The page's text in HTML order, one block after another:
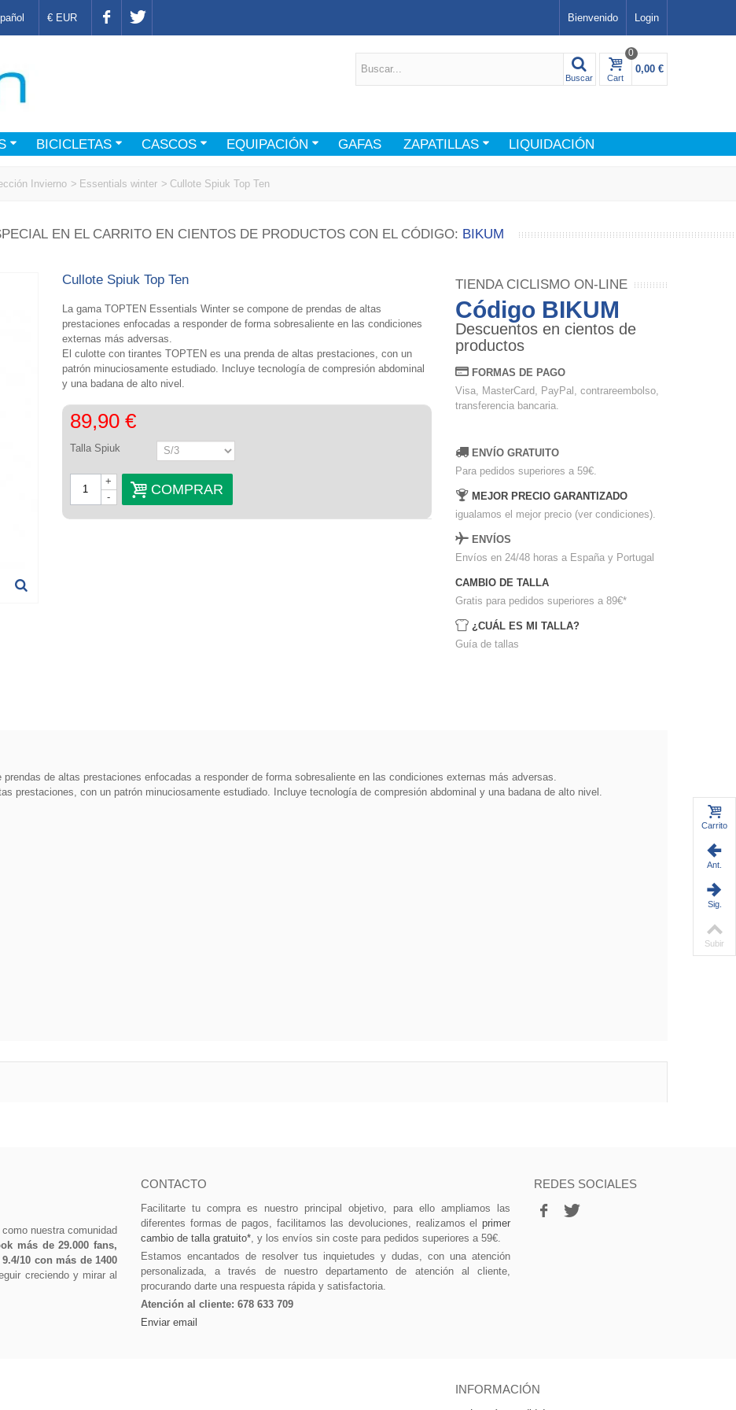
Bienvenido Login
€ EUR
Buscar Cart
0
0,00 €
BICICLETAS CASCOS EQUIPACIÓN GAFAS ZAPATILLAS LIQUIDACIÓN
Invierno > Essentials winter > Cullote Spiuk Top Ten
EN EL CARRITO EN CIENTOS DE PRODUCTOS CON EL CÓDIGO: BIKUM
Cullote Spiuk Top Ten
La gama TOPTEN Essentials Winter se compone de prendas de altas
prestaciones enfocadas a responder de forma sobresaliente en las condiciones
externas más adversas.
El culotte con tirantes TOPTEN es una prenda de altas prestaciones, con un
patrón minuciosamente estudiado. Incluye tecnología de compresión abdominal
y una badana de alto nivel.
89,90 €
Talla Spiuk
-
+
COMPRAR
TIENDA CICLISMO ON-LINE
Código BIKUM
Descuentos en cientos de
productos
FORMAS DE PAGO
Visa, MasterCard, PayPal, contrareembolso,
transferencia bancaria.
ENVÍO GRATUITO
Para pedidos superiores a 59€.
MEJOR PRECIO GARANTIZADO
igualamos el mejor precio (ver condiciones).
ENVÍOS
Envíos en 24/48 horas a España y Portugal
CAMBIO DE TALLA
Gratis para pedidos superiores a 89€*
¿CUÁL ES MI TALLA?
Guía de tallas
de altas prestaciones enfocadas a responder de forma sobresaliente en las condiciones externas más adversas.
prestaciones, con un patrón minuciosamente estudiado. Incluye tecnología de compresión abdominal y una badana de alto nivel.
nuestra comunidad
más de 29.000 fans,
10 con más de 1400
creciendo y mirar al
CONTACTO
Facilitarte tu compra es nuestro principal objetivo, para ello ampliamos las
diferentes formas de pagos, facilitamos las devoluciones, realizamos el primer
cambio de talla gratuito*, y los envíos sin coste para pedidos superiores a 59€.
Estamos encantados de resolver tus inquietudes y dudas, con una atención
personalizada, a través de nuestro departamento de atención al cliente,
procurando darte una respuesta rápida y satisfactoria.
Atención al cliente: 678 633 709
Enviar email
REDES SOCIALES
INFORMACIÓN
Carrito
Ant.
Sig.
Subir